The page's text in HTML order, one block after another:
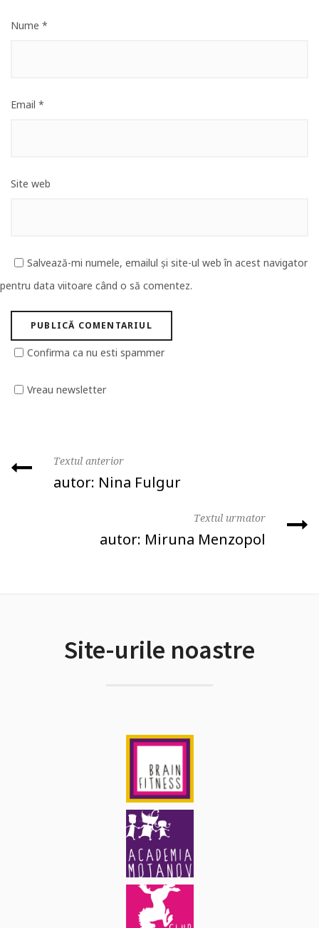
Nume *
Email *
Site web
Salvează-mi numele, emailul și site-ul web în acest navigator
pentru data viitoare când o să comentez.
Confirma ca nu esti spammer
Vreau newsletter
Textul anterior
autor: Nina Fulgur
Textul urmator
autor: Miruna Menzopol
Site-urile noastre